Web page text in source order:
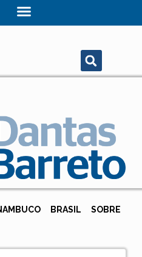
BRASIL SOBRE